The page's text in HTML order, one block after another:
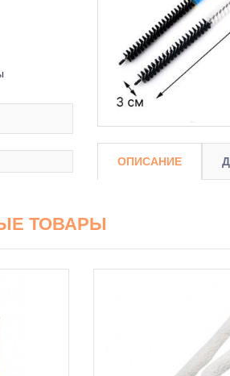
ОПИСАНИЕ
ТОВАРЫ